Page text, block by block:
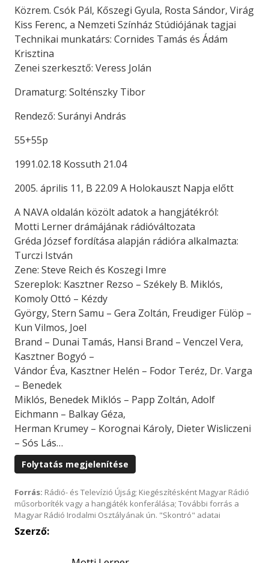
Közrem. Csók Pál, Kőszegi Gyula, Rosta Sándor, Virág
Kiss Ferenc, a Nemzeti Színház Stúdiójának tagjai
Technikai munkatárs: Cornides Tamás és Ádám
Krisztina
Zenei szerkesztő: Veress Jolán
Dramaturg: Solténszky Tibor
Rendező: Surányi András
55+55p
1991.02.18 Kossuth 21.04
2005. április 11, B 22.09 A Holokauszt Napja előtt
A NAVA oldalán közölt adatok a hangjátékról:
Motti Lerner drámájának rádióváltozata
Gréda József fordítása alapján rádióra alkalmazta:
Turczi István
Zene: Steve Reich és Koszegi Imre
Szereplok: Kasztner Rezso – Székely B. Miklós,
Komoly Ottó – Kézdy
György, Stern Samu – Gera Zoltán, Freudiger Fülöp –
Kun Vilmos, Joel
Brand – Dunai Tamás, Hansi Brand – Venczel Vera,
Kasztner Bogyó –
Vándor Éva, Kasztner Helén – Fodor Teréz, Dr. Varga
– Benedek
Miklós, Benedek Miklós – Papp Zoltán, Adolf
Eichmann – Balkay Géza,
Herman Krumey – Korognai Károly, Dieter Wisliczeni
– Sós Lás…
Folytatás megjelenítése
Forrás: Rádió- és Televízió Újság; Kiegészítésként Magyar Rádió
műsorboríték vagy a hangjáték konferálása; További forrás a
Magyar Rádió Irodalmi Osztályának ún. "Skontró" adatai
Szerző: